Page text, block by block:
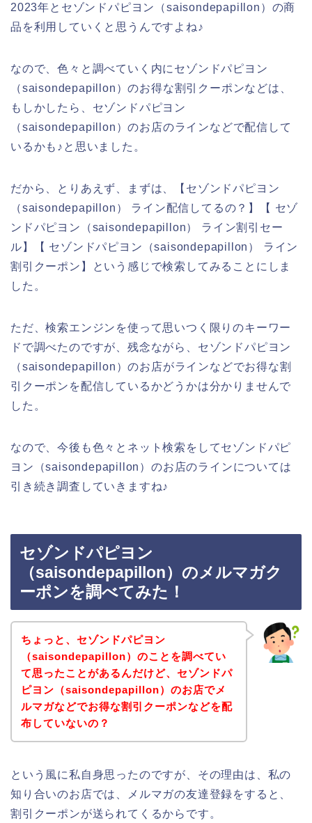
2023年とセゾンドパピヨン（saisondepapillon）の商
品を利用していくと思うんですよね♪
なので、色々と調べていく内にセゾンドパピヨン
（saisondepapillon）のお得な割引クーポンなどは、
もしかしたら、セゾンドパピヨン
（saisondepapillon）のお店のラインなどで配信して
いるかも♪と思いました。
だから、とりあえず、まずは、【セゾンドパピヨン
（saisondepapillon） ライン配信してるの？】【 セゾ
ンドパピヨン（saisondepapillon） ライン割引セー
ル】【 セゾンドパピヨン（saisondepapillon） ライン
割引クーポン】という感じで検索してみることにしま
した。
ただ、検索エンジンを使って思いつく限りのキーワー
ドで調べたのですが、残念ながら、セゾンドパピヨン
（saisondepapillon）のお店がラインなどでお得な割
引クーポンを配信しているかどうかは分かりませんで
した。
なので、今後も色々とネット検索をしてセゾンドパピ
ヨン（saisondepapillon）のお店のラインについては
引き続き調査していきますね♪
セゾンドパピヨン
（saisondepapillon）のメルマガク
ーポンを調べてみた！
ちょっと、セゾンドパピヨン
（saisondepapillon）のことを調べてい
て思ったことがあるんだけど、セゾンドパ
ピヨン（saisondepapillon）のお店でメ
ルマガなどでお得な割引クーポンなどを配
布していないの？
という風に私自身思ったのですが、その理由は、私の
知り合いのお店では、メルマガの友達登録をすると、
割引クーポンが送られてくるからです。